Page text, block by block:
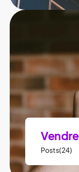
Vendre
Posts(24)